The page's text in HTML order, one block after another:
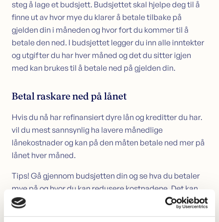
steg å lage et budsjett. Budsjettet skal hjelpe deg til å
finne ut av hvor mye du klarer å betale tilbake på
gjelden din i måneden og hvor fort du kommer til å
betale den ned. I budsjettet legger du inn alle inntekter
og utgifter du har hver måned og det du sitter igjen
med kan brukes til å betale ned på gjelden din.
Betal raskare ned på lånet
Hvis du nå har refinansiert dyre lån og kreditter du har.
vil du mest sannsynlig ha lavere månedlige
lånekostnader og kan på den måten betale ned mer på
lånet hver måned.
Tips! Gå gjennom budsjetten din og se hva du betaler
mye på og hvor du kan redusere kostnadene. Det kan
hende du bruker unødvendig mye penger på klær eller
nye dingser. Gjør da om budsjettet slik at mer penger